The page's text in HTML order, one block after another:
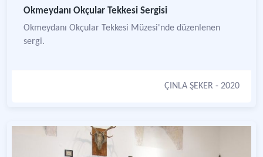
Okmeydanı Okçular Tekkesi Sergisi
Okmeydanı Okçular Tekkesi Müzesi'nde düzenlenen
sergi.
ÇINLA ŞEKER - 2020